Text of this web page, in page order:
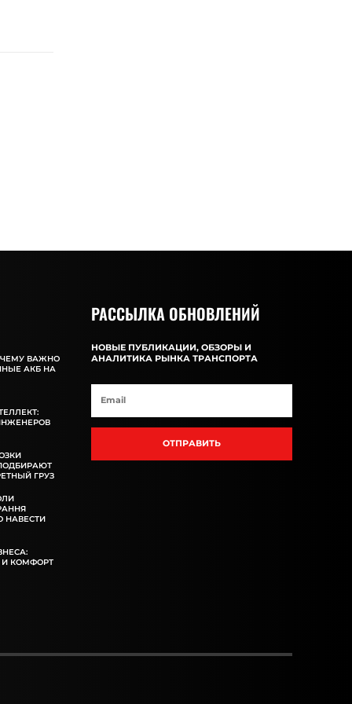
ВАЖНО
АКБ НА
ГРУЗ
НАВЕСТИ
И КОМФОРТ
РАССЫЛКА ОБНОВЛЕНИЙ
НОВЫЕ ПУБЛИКАЦИИ, ОБЗОРЫ И
АНАЛИТИКА РЫНКА ТРАНСПОРТА
ОТПРАВИТЬ